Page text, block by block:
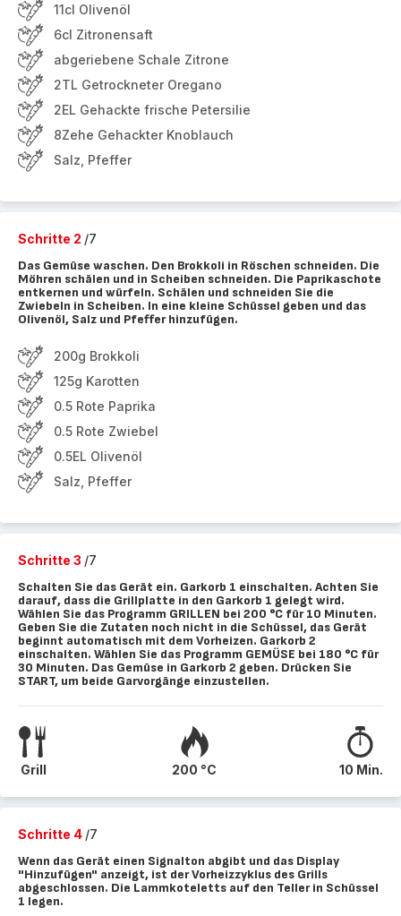
11cl Olivenöl
6cl Zitronensaft
abgeriebene Schale Zitrone
2TL Getrockneter Oregano
2EL Gehackte frische Petersilie
8Zehe Gehackter Knoblauch
Salz, Pfeffer
Schritte 2 /7
Das Gemüse waschen. Den Brokkoli in Röschen schneiden. Die
Möhren schälen und in Scheiben schneiden. Die Paprikaschote
entkernen und würfeln. Schälen und schneiden Sie die
Zwiebeln in Scheiben. In eine kleine Schüssel geben und das
Olivenöl, Salz und Pfeffer hinzufügen.
200g Brokkoli
125g Karotten
0.5 Rote Paprika
0.5 Rote Zwiebel
0.5EL Olivenöl
Salz, Pfeffer
Schritte 3 /7
Schalten Sie das Gerät ein. Garkorb 1 einschalten. Achten Sie
darauf, dass die Grillplatte in den Garkorb 1 gelegt wird.
Wählen Sie das Programm GRILLEN bei 200 °C für 10 Minuten.
Geben Sie die Zutaten noch nicht in die Schüssel, das Gerät
beginnt automatisch mit dem Vorheizen. Garkorb 2
einschalten. Wählen Sie das Programm GEMÜSE bei 180 °C für
30 Minuten. Das Gemüse in Garkorb 2 geben. Drücken Sie
START, um beide Garvorgänge einzustellen.
Grill 200 °C 10 Min.
Schritte 4 /7
Wenn das Gerät einen Signalton abgibt und das Display
"Hinzufügen" anzeigt, ist der Vorheizzyklus des Grills
abgeschlossen. Die Lammkoteletts auf den Teller in Schüssel
1 legen.